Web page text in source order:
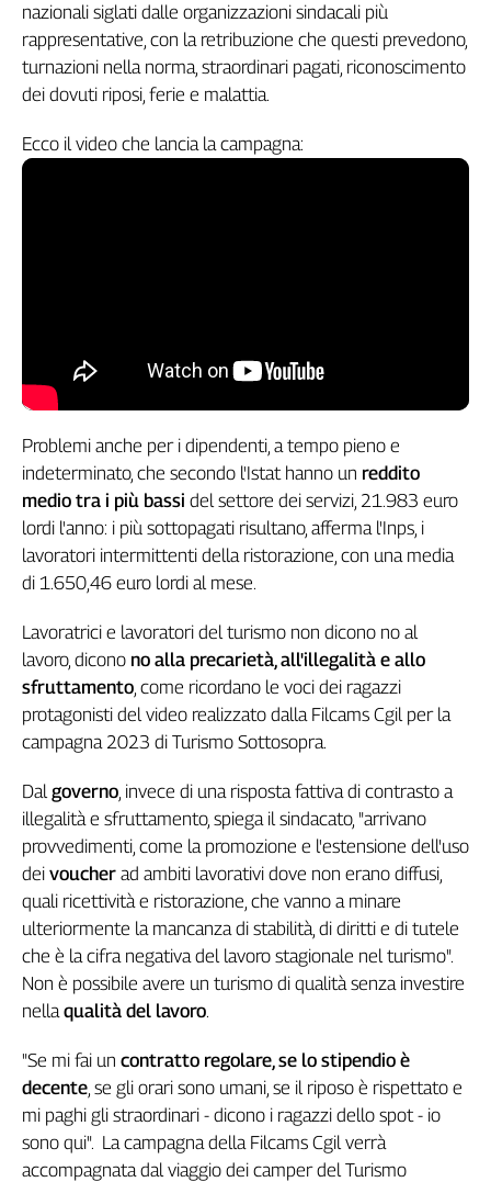
settimana
Collettiva
Girasoli
Il
Linea
InFlai
Le
trasmissioni
tv
Work
in
Progress
L'Italia
Lavoro
Territori
Abruzzo-
Molise
Adige
Basilicata
Calabria
Campania
Emilia-
Romagna
Friuli
Venezia
Giulia
Liguria
Lombardia
Marche
Piemonte
Puglia
nazionali siglati dalle organizzazioni sindacali più
rappresentative, con la retribuzione che questi prevedono,
turnazioni nella norma, straordinari pagati, riconoscimento
dei dovuti riposi, ferie e malattia.
Ecco il video che lancia la campagna:
Problemi anche per i dipendenti, a tempo pieno e
indeterminato, che secondo l'Istat hanno un reddito
medio tra i più bassi del settore dei servizi, 21.983 euro
lordi l'anno: i più sottopagati risultano, afferma l'Inps, i
lavoratori intermittenti della ristorazione, con una media
di 1.650,46 euro lordi al mese.
Lavoratrici e lavoratori del turismo non dicono no al
lavoro, dicono no alla precarietà, all'illegalità e allo
sfruttamento , come ricordano le voci dei ragazzi
protagonisti del video realizzato dalla Filcams Cgil per la
campagna 2023 di Turismo Sottosopra.
Dal governo , invece di una risposta fattiva di contrasto a
illegalità e sfruttamento, spiega il sindacato, "arrivano
provvedimenti, come la promozione e l'estensione dell'uso
dei voucher ad ambiti lavorativi dove non erano diffusi,
quali ricettività e ristorazione, che vanno a minare
ulteriormente la mancanza di stabilità, di diritti e di tutele
che è la cifra negativa del lavoro stagionale nel turismo".
Non è possibile avere un turismo di qualità senza investire
nella qualità del lavoro.
"Se mi fai un contratto regolare, se lo stipendio è
decente , se gli orari sono umani, se il riposo è rispettato e
mi paghi gli straordinari - dicono i ragazzi dello spot - io
sono qui". La campagna della Filcams Cgil verrà
accompagnata dal viaggio dei camper del Turismo